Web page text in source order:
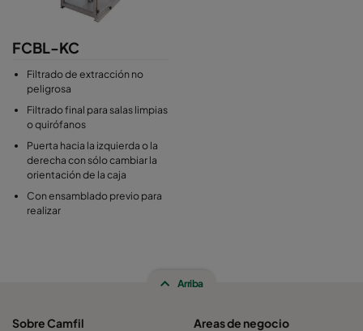
FCBL-KC
Filtrado de extracción no
peligrosa
Filtrado final para salas limpias
o quirófanos
Puerta hacia la izquierda o la
derecha con sólo cambiar la
orientación de la caja
Con ensamblado previo para
realizar
Arriba
Sobre Camfil
Areas de negocio